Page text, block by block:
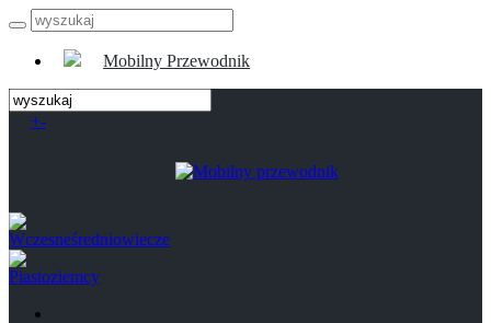
Mobilny Przewodnik
+-